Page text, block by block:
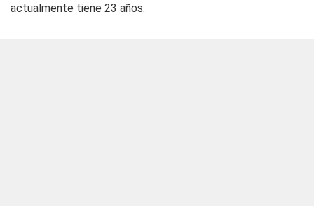
actualmente tiene 23 años.